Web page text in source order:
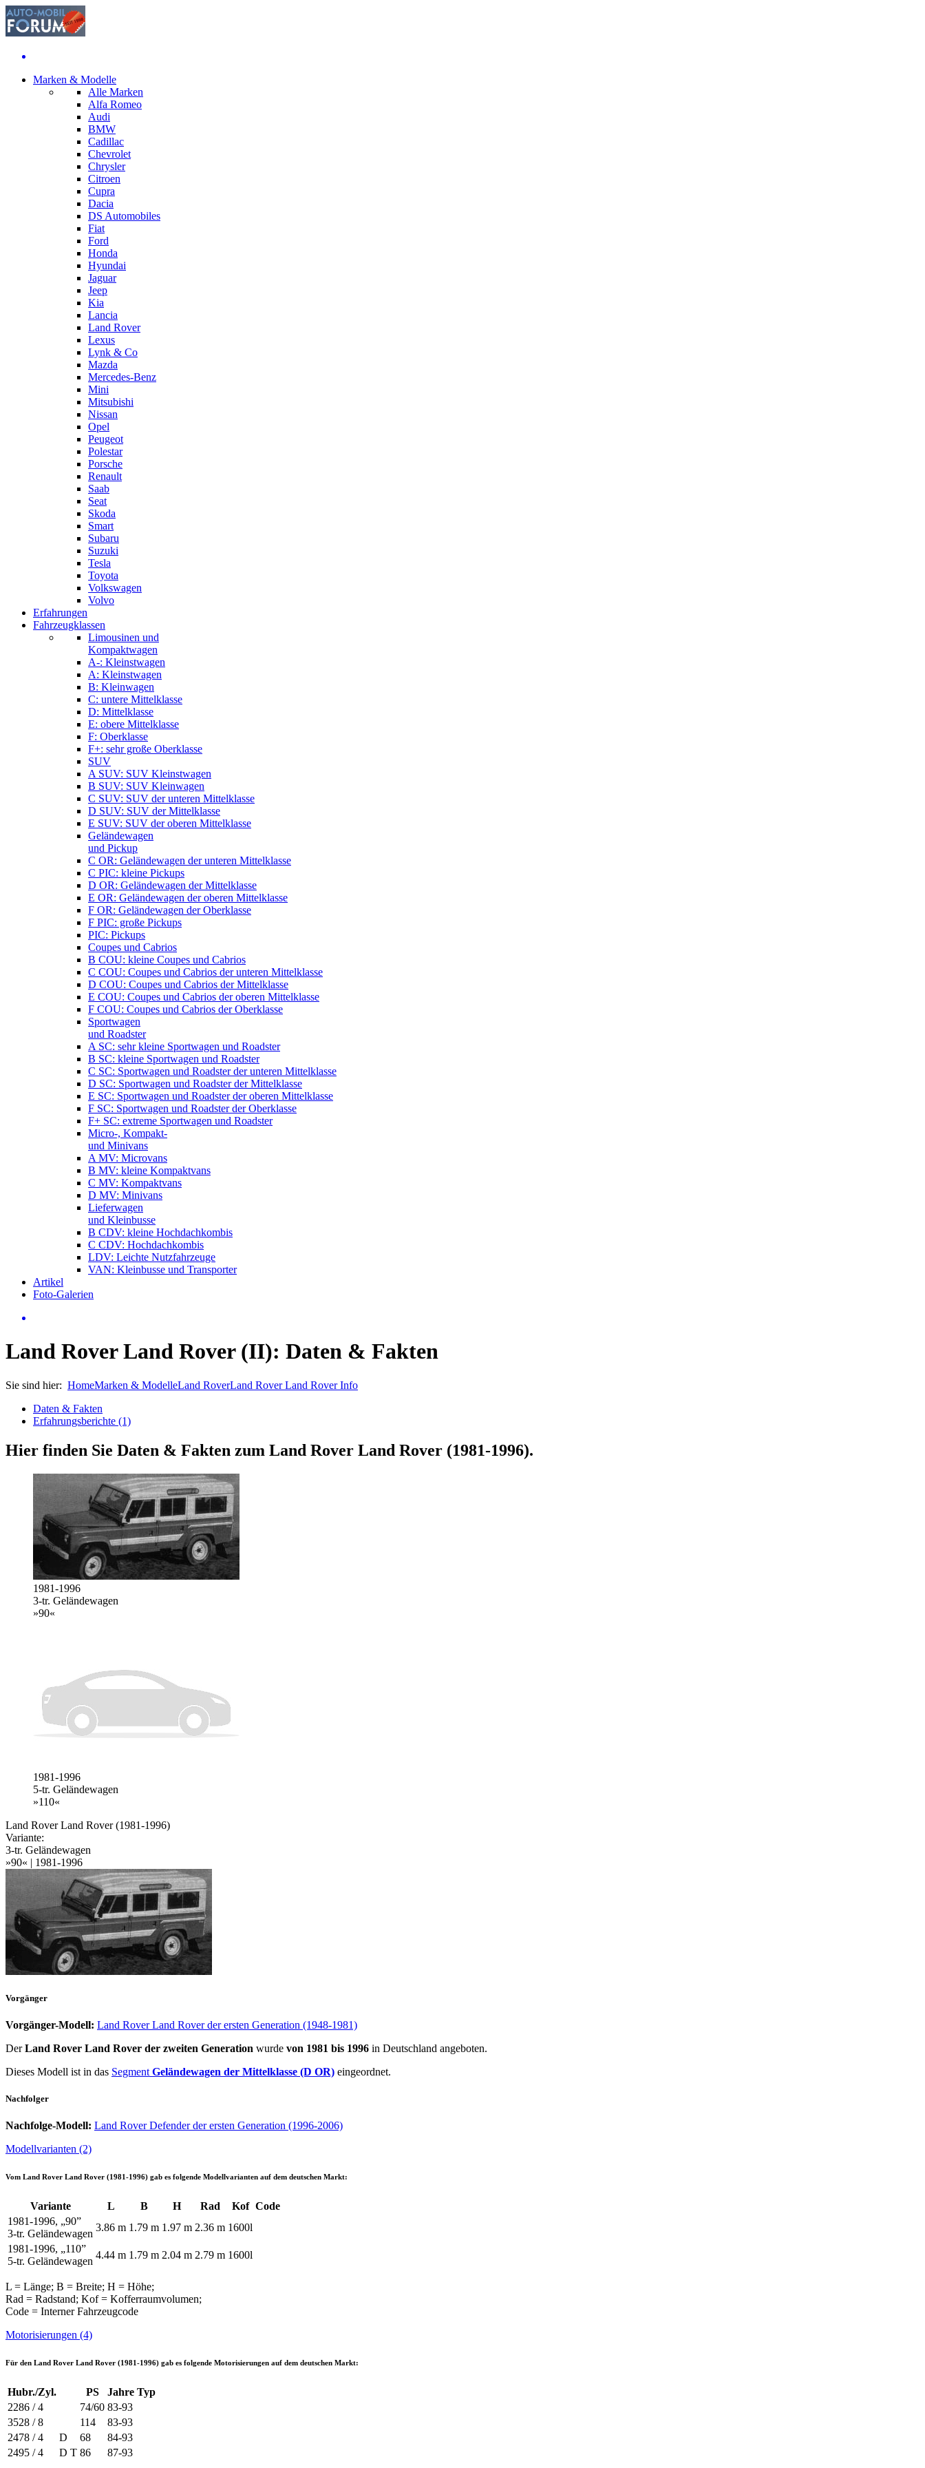
Marken & Modelle
Alle Marken
Alfa Romeo
Audi
BMW
Cadillac
Chevrolet
Chrysler
Citroen
Cupra
Dacia
DS Automobiles
Fiat
Ford
Honda
Hyundai
Jaguar
Jeep
Kia
Lancia
Land Rover
Lexus
Lynk & Co
Mazda
Mercedes-Benz
Mini
Mitsubishi
Nissan
Opel
Peugeot
Polestar
Porsche
Renault
Saab
Seat
Skoda
Smart
Subaru
Suzuki
Tesla
Toyota
Volkswagen
Volvo
Erfahrungen
Fahrzeugklassen
Limousinen und
Kompaktwagen
A-: Kleinstwagen
A: Kleinstwagen
B: Kleinwagen
C: untere Mittelklasse
D: Mittelklasse
E: obere Mittelklasse
F: Oberklasse
F+: sehr große Oberklasse
SUV
A SUV: SUV Kleinstwagen
B SUV: SUV Kleinwagen
C SUV: SUV der unteren Mittelklasse
D SUV: SUV der Mittelklasse
E SUV: SUV der oberen Mittelklasse
Geländewagen
und Pickup
C OR: Geländewagen der unteren Mittelklasse
C PIC: kleine Pickups
D OR: Geländewagen der Mittelklasse
E OR: Geländewagen der oberen Mittelklasse
F OR: Geländewagen der Oberklasse
F PIC: große Pickups
PIC: Pickups
Coupes und Cabrios
B COU: kleine Coupes und Cabrios
C COU: Coupes und Cabrios der unteren Mittelklasse
D COU: Coupes und Cabrios der Mittelklasse
E COU: Coupes und Cabrios der oberen Mittelklasse
F COU: Coupes und Cabrios der Oberklasse
Sportwagen
und Roadster
A SC: sehr kleine Sportwagen und Roadster
B SC: kleine Sportwagen und Roadster
C SC: Sportwagen und Roadster der unteren Mittelklasse
D SC: Sportwagen und Roadster der Mittelklasse
E SC: Sportwagen und Roadster der oberen Mittelklasse
F SC: Sportwagen und Roadster der Oberklasse
F+ SC: extreme Sportwagen und Roadster
Micro-, Kompakt-
und Minivans
A MV: Microvans
B MV: kleine Kompaktvans
C MV: Kompaktvans
D MV: Minivans
Lieferwagen
und Kleinbusse
B CDV: kleine Hochdachkombis
C CDV: Hochdachkombis
LDV: Leichte Nutzfahrzeuge
VAN: Kleinbusse und Transporter
Artikel
Foto-Galerien
Land Rover Land Rover (II): Daten & Fakten
Sie sind hier: HomeMarken & ModelleLand RoverLand Rover Land Rover Info
Daten & Fakten
Erfahrungsberichte (1)
Hier finden Sie Daten & Fakten zum Land Rover Land Rover (1981-1996).
1981-1996
3-tr. Geländewagen
»90«
1981-1996
5-tr. Geländewagen
»110«
Land Rover Land Rover (1981-1996)
Variante:
3-tr. Geländewagen
»90« | 1981-1996
Vorgänger
Vorgänger-Modell: Land Rover Land Rover der ersten Generation (1948-1981)
DerLand Rover Land Rover der zweiten Generation wurde von 1981 bis 1996 in Deutschland angeboten.
Dieses Modell ist in das Segment Geländewagen der Mittelklasse (D OR) eingeordnet.
Nachfolger
Nachfolge-Modell: Land Rover Defender der ersten Generation (1996-2006)
Modellvarianten (2)
Vom Land Rover Land Rover (1981-1996) gab es folgende Modellvarianten auf dem deutschen Markt:
Variante L B H Rad Kof Code
1981-1996, „90”
3-tr. Geländewagen
3.86 m 1.79 m 1.97 m 2.36 m 1600l
1981-1996, „110”
5-tr. Geländewagen
4.44 m 1.79 m 2.04 m 2.79 m 1600l
L = Länge; B = Breite; H = Höhe;
Rad = Radstand; Kof = Kofferraumvolumen;
Code = Interner Fahrzeugcode
Motorisierungen (4)
Für den Land Rover Land Rover (1981-1996) gab es folgende Motorisierungen auf dem deutschen Markt:
Hubr./Zyl. PS Jahre Typ
2286 / 4
74/60 83-93
3528 / 8
114
83-93
2478 / 4
D 68
84-93
2495 / 4
D T 86 87-93